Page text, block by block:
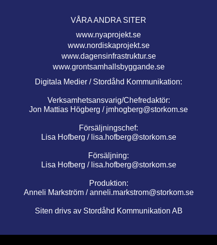
VÅRA ANDRA SITER
www.nyaprojekt.se
www.nordiskaprojekt.se
www.dagensinfrastruktur.se
www.grontsamhallsbyggande.se
Digitala Medier / Stordåhd Kommunikation:
Verksamhetsansvarig/Chefredaktör:
Jon Mattias Högberg / jmhogberg@storkom.se
Försäljningschef:
Lisa Hofberg / lisa.hofberg@storkom.se
Försäljning:
Lisa Hofberg / lisa.hofberg@storkom.se
Produktion:
Anneli Markström /anneli.markstrom@storkom.se
Siten drivs av Stordåhd Kommunikation AB